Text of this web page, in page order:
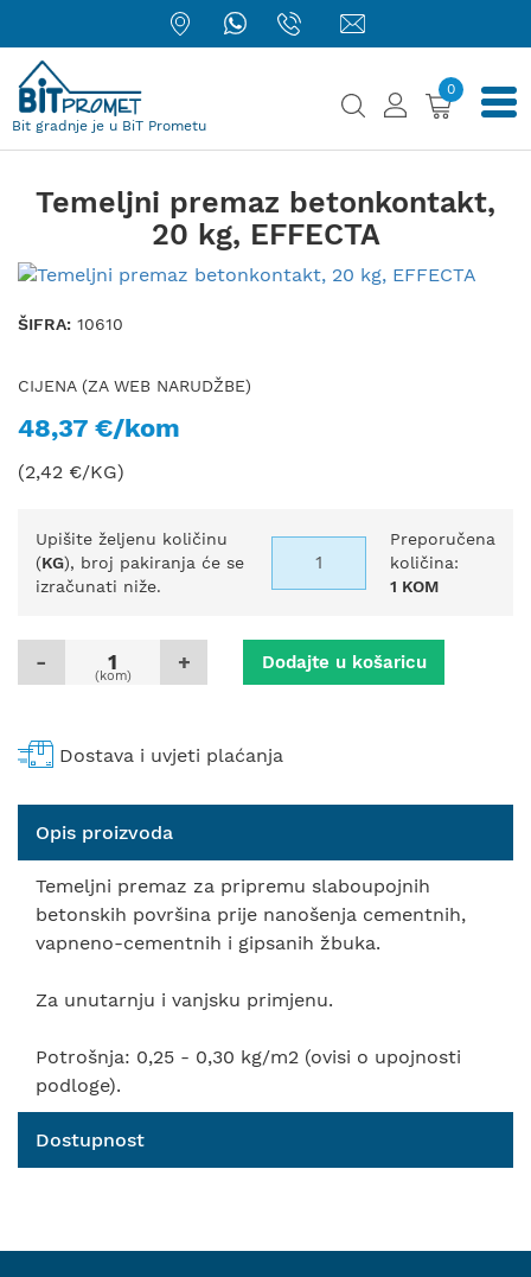
Bit gradnje je u BiT Prometu
0
Temeljni premaz betonkontakt,
20 kg, EFFECTA
ŠIFRA: 10610
CIJENA (ZA WEB NARUDŽBE)
48,37 €/kom
(2,42 €/KG)
Upišite željenu količinu
(KG), broj pakiranja će se
izračunati niže.
Preporučena
količina:
1 KOM
- +
(kom)
Dodajte u košaricu
Dostava i uvjeti plaćanja
Opis proizvoda
Temeljni premaz za pripremu slaboupojnih
betonskih površina prije nanošenja cementnih,
vapneno-cementnih i gipsanih žbuka.
Za unutarnju i vanjsku primjenu.
Potrošnja: 0,25 - 0,30 kg/m2 (ovisi o upojnosti
podloge).
Dostupnost